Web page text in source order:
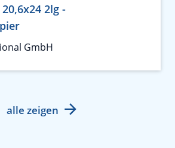
2lg -
GmbH
alle zeigen